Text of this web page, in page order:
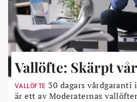
Vallöfte: Skärpt
VALLÖFTE 30 dagars
är ett av Moderaternas